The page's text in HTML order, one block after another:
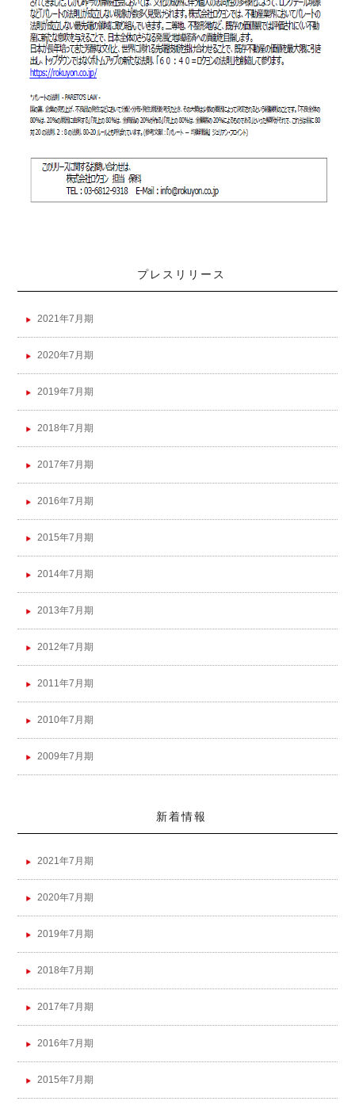
プレスリリース
2021年7月期
2020年7月期
2019年7月期
2018年7月期
2017年7月期
2016年7月期
2015年7月期
2014年7月期
2013年7月期
2012年7月期
2011年7月期
2010年7月期
2009年7月期
新着情報
2021年7月期
2020年7月期
2019年7月期
2018年7月期
2017年7月期
2016年7月期
2015年7月期